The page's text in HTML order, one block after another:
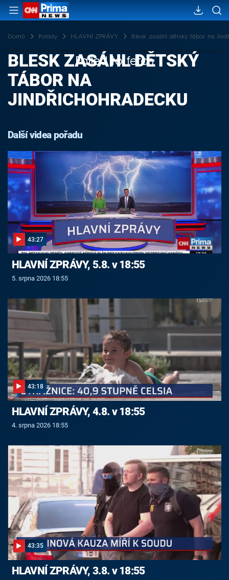
Domů Pořady HLAVNÍ ZPRÁVY Blesk zasáhl dětský tábor na
Failed to fetch
BLESK ZASÁHL DĚTSKÝ
TÁBOR NA
JINDŘICHOHRADECKU
Další videa pořadu
43:27
HLAVNÍ ZPRÁVY, 5.8. v 18:55
5. srpna 2026 18:55
43:18
HLAVNÍ ZPRÁVY, 4.8. v 18:55
4. srpna 2026 18:55
43:35
HLAVNÍ ZPRÁVY, 3.8. v 18:55